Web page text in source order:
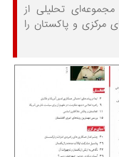
تحلیلی از
مرکزی و پاکستان را